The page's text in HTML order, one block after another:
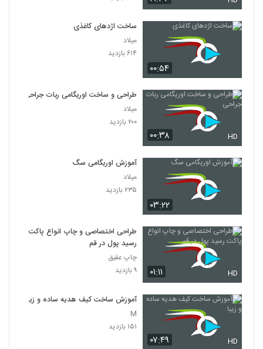
۰۰:۵۴
ساخت اژد‌های کاغذی
میلاد
۶۱۴ بازدید
۰۰:۳۸ HD
طراحی و ساخت اوریگامی ربات جراحی
میلاد
۲۰۰ بازدید
۰۳:۲۲
آموزش اوریگامی سگ
میلاد
۲۳۵ بازدید
۰۱:۱۱ HD
طراحی اختصاصی و چاپ انواع پاکت
رسید پول در قم
چاپ عقیق
۹ بازدید
۰۷:۴۹ HD
آموزش ساخت کیف هدیه ساده و زیبا
M
۱۵۱ بازدید